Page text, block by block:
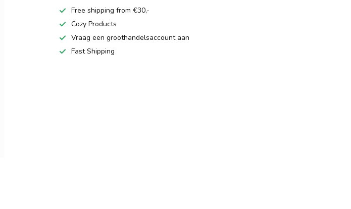
Free shipping from €30,-
Cozy Products
Vraag een groothandelsaccount aan
Fast Shipping